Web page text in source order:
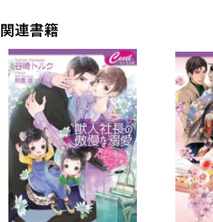
関連書籍